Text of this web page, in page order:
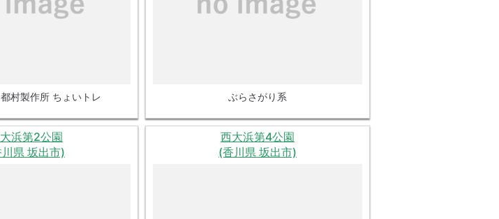
村製作所 ちょいトレ ぶらさがり系
浜第2公園
県 坂出市)
西大浜第4公園
(香川県 坂出市)